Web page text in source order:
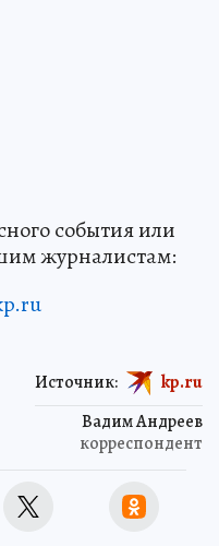
события или
журналистам:
Вадим Андреев
корреспондент
Источник: kp.ru